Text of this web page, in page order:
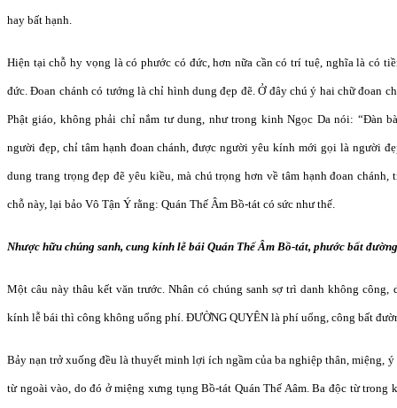
hay bất hạnh.
Hiện tại chỗ hy vọng là có phước có đức, hơn nữa cần có trí tuệ, nghĩa là có
đức. Đoan chánh có tướng là chỉ hình dung đẹp đẽ. Ở đây chú ý hai chữ đoan
Phật giáo, không phải chỉ nắm tư dung, như trong kinh Ngọc Da nói: “Đàn
người đẹp, chỉ tâm hạnh đoan chánh, được người yêu kính mới gọi là người
dung trang trọng đẹp đẽ yêu kiều, mà chú trọng hơn về tâm hạnh đoan
chỗ này, lại bảo Vô Tận Ý rằng: Quán Thế Âm Bồ-tát có sức như thế.
Nhược hữu chúng sanh, cung kính lễ bái Quán Thế Âm Bồ-tát, phước bất
Một câu này thâu kết văn trước. Nhân có chúng sanh sợ trì danh không
kính lễ bái thì công không uổng phí. ĐƯỜNG QUYÊN là phí uổng, công bất
Bảy nạn trở xuống đều là thuyết minh lợi ích ngầm của ba nghiệp thân, miệng, ý
từ ngoài vào, do đó ở miệng xưng tụng Bồ-tát Quán Thế Aâm. Ba độc từ trong